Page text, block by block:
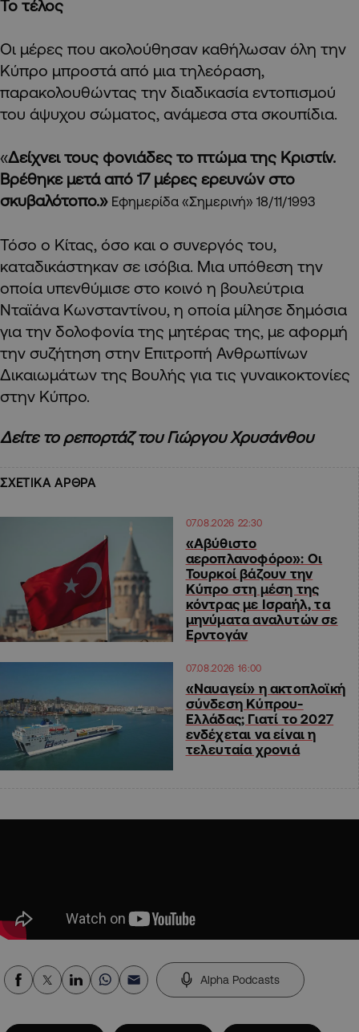
Το τέλος
Οι μέρες που ακολούθησαν καθήλωσαν όλη την
Κύπρο μπροστά από μια τηλεόραση,
παρακολουθώντας την διαδικασία εντοπισμού
του άψυχου σώματος, ανάμεσα στα σκουπίδια.
«Δείχνει τους φονιάδες το πτώμα της Κριστίν.
Βρέθηκε μετά από 17 μέρες ερευνών στο
σκυβαλότοπο.» Εφημερίδα «Σημερινή» 18/11/1993
Τόσο ο Κίτας, όσο και ο συνεργός του,
καταδικάστηκαν σε ισόβια. Μια υπόθεση την
οποία υπενθύμισε στο κοινό η βουλεύτρια
Νταϊάνα Κωνσταντίνου, η οποία μίλησε δημόσια
για την δολοφονία της μητέρας της, με αφορμή
την συζήτηση στην Επιτροπή Ανθρωπίνων
Δικαιωμάτων της Βουλής για τις γυναικοκτονίες
στην Κύπρο.
Δείτε το ρεπορτάζ του Γιώργου Χρυσάνθου
ΣΧΕΤΙΚΑ ΑΡΘΡΑ
07.08.2026 22:30
«Αβύθιστο
αεροπλανοφόρο»: Οι
Τουρκοί βάζουν την
Κύπρο στη μέση της
κόντρας με Ισραήλ, τα
μηνύματα αναλυτών σε
Ερντογάν
07.08.2026 16:00
«Ναυαγεί» η ακτοπλοϊκή
σύνδεση Κύπρου-
Ελλάδας; Γιατί το 2027
ενδέχεται να είναι η
τελευταία χρονιά
Alpha Podcasts